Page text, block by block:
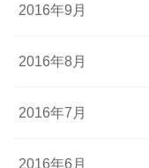
2016年9月
2016年8月
2016年7月
2016年6月